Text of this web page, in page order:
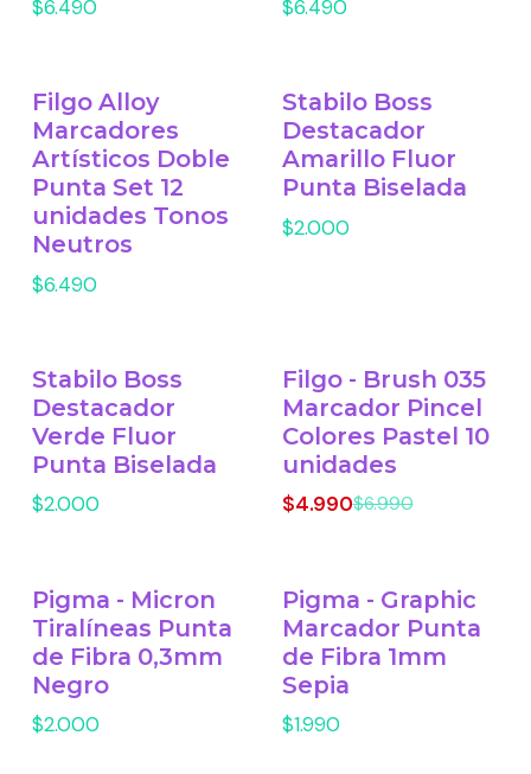
$6.490 $6.490
Filgo Alloy
Marcadores
Artísticos Doble
Punta Set 12
unidades Tonos
Neutros
$6.490
Stabilo Boss
Destacador
Amarillo Fluor
Punta Biselada
$2.000
Stabilo Boss
Destacador
Verde Fluor
Punta Biselada
$2.000
-29% OFF
Filgo - Brush 035
Marcador Pincel
Colores Pastel 10
unidades
$4.990$6.990
Pigma - Micron
Tiralíneas Punta
de Fibra 0,3mm
Negro
$2.000
Pigma - Graphic
Marcador Punta
de Fibra 1mm
Sepia
$1.990